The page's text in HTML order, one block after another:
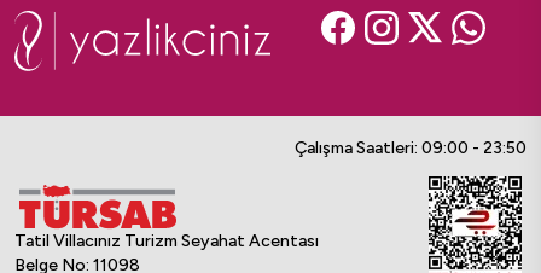
Çalışma Saatleri: 09:00 - 23:50
Tatil Villacınız Turizm Seyahat Acentası
Belge No: 11098